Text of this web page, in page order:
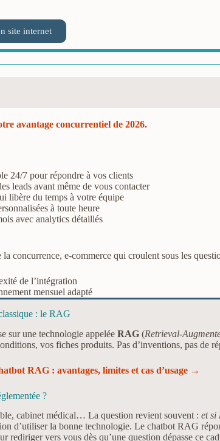
site internet
avantage concurrentiel de 2026.
24/7 pour répondre à vos clients
leads avant même de vous contacter
libère du temps à votre équipe
à toute heure
avec analytics détaillés
concurrence, e-commerce qui croulent sous les
de l’intégration
mensuel adapté
: le RAG
sur une technologie appeléeRAG (Retrieval-
vos fiches produits. Pas d’inventions, pas de
RAG : avantages, limites et cas d’usage →
?
cabinet médical… La question revient souvent :et si
d’utiliser la bonne technologie. Le chatbot RAG
rediriger vers vous dès qu’une question dépasse ce